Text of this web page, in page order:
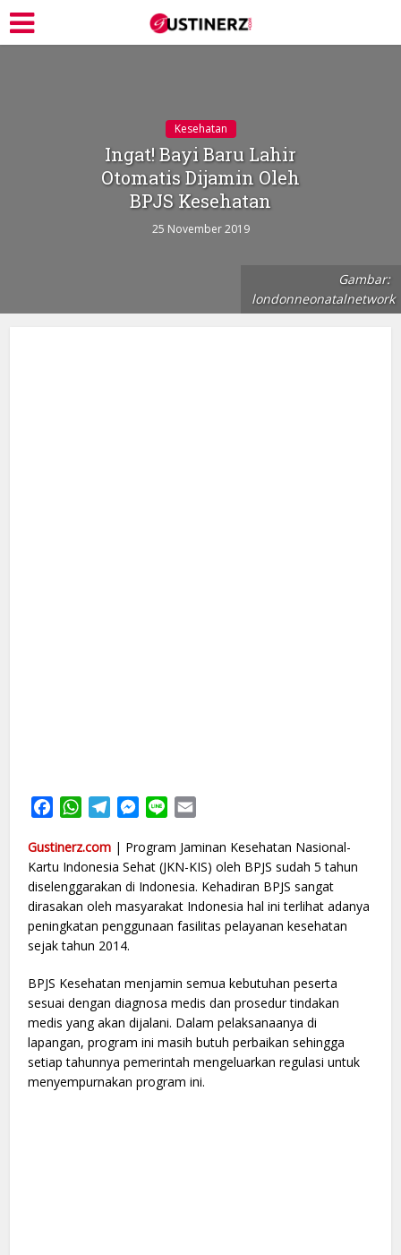
Kesehatan
Ingat! Bayi Baru Lahir
Otomatis Dijamin Oleh
BPJS Kesehatan
25 November 2019
Gambar:
londonneonatalnetwork
FacebookWhatsApp
TelegramMessenger
Line
Gustinerz.com | Program Jaminan Kesehatan Nasional-
Kartu Indonesia Sehat (JKN-KIS) oleh BPJS sudah 5 tahun
diselenggarakan di Indonesia. Kehadiran BPJS sangat
dirasakan oleh masyarakat Indonesia hal ini terlihat adanya
peningkatan penggunaan fasilitas pelayanan kesehatan
sejak tahun 2014.
BPJS Kesehatan menjamin semua kebutuhan peserta
sesuai dengan diagnosa medis dan prosedur tindakan
medis yang akan dijalani. Dalam pelaksanaanya di
lapangan, program ini masih butuh perbaikan sehingga
setiap tahunnya pemerintah mengeluarkan regulasi untuk
menyempurnakan program ini.